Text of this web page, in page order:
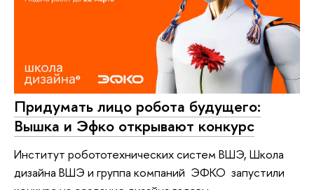
Придумать лицо робота будущего:
Вышка и Эфко открывают конкурс
Институт робототехнических систем ВШЭ, Школа
дизайна ВШЭ и группа компаний ЭФКО запустили